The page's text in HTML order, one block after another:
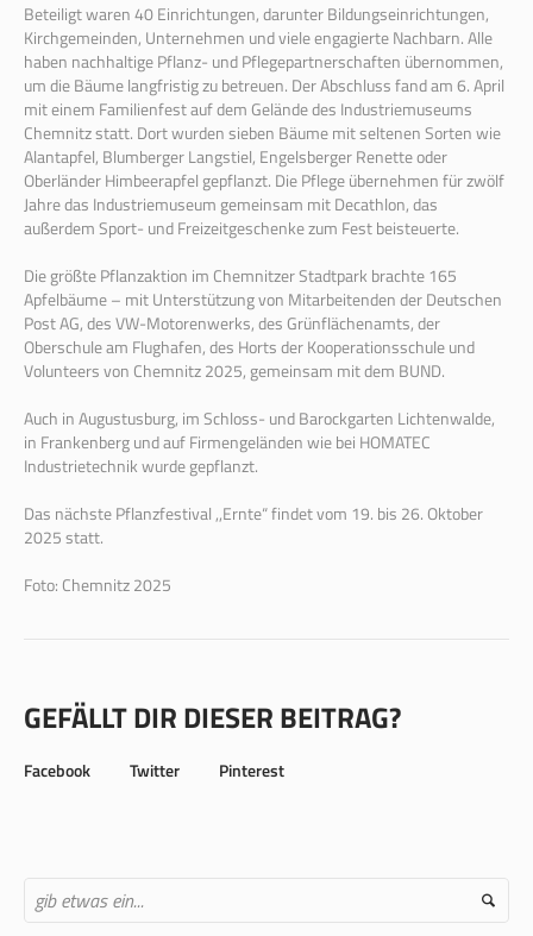
Beteiligt waren 40 Einrichtungen, darunter Bildungseinrichtungen,
Kirchgemeinden, Unternehmen und viele engagierte Nachbarn. Alle
haben nachhaltige Pflanz- und Pflegepartnerschaften übernommen,
um die Bäume langfristig zu betreuen. Der Abschluss fand am 6. April
mit einem Familienfest auf dem Gelände des Industriemuseums
Chemnitz statt. Dort wurden sieben Bäume mit seltenen Sorten wie
Alantapfel, Blumberger Langstiel, Engelsberger Renette oder
Oberländer Himbeerapfel gepflanzt. Die Pflege übernehmen für zwölf
Jahre das Industriemuseum gemeinsam mit Decathlon, das
außerdem Sport- und Freizeitgeschenke zum Fest beisteuerte.
Die größte Pflanzaktion im Chemnitzer Stadtpark brachte 165
Apfelbäume – mit Unterstützung von Mitarbeitenden der Deutschen
Post AG, des VW-Motorenwerks, des Grünflächenamts, der
Oberschule am Flughafen, des Horts der Kooperationsschule und
Volunteers von Chemnitz 2025, gemeinsam mit dem BUND.
Auch in Augustusburg, im Schloss- und Barockgarten Lichtenwalde,
in Frankenberg und auf Firmengeländen wie bei HOMATEC
Industrietechnik wurde gepflanzt.
Das nächste Pflanzfestival ,,Ernte“ findet vom 19. bis 26. Oktober
2025 statt.
Foto: Chemnitz 2025
GEFÄLLT DIR DIESER BEITRAG?
Facebook Twitter Pinterest